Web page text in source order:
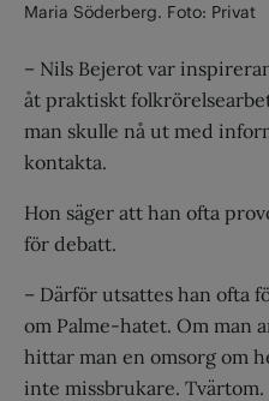
Maria Söderberg. Foto: Privat
– Nils Bejerot var
åt praktiskt
man skulle nå ut med
kontakta.
Hon säger att han ofta
för debatt.
– Därför utsattes han ofta
om Palme-hatet. Om man
hittar man en omsorg om
inte missbrukare. Tvärtom.